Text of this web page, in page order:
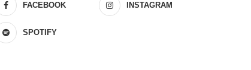
FACEBOOK INSTAGRAM
SPOTIFY